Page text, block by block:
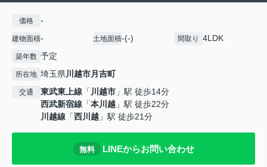
価格 -
建物面積- 土地面積-(-) 間取り 4LDK
築年数 予定
所在地 埼玉県川越市月吉町
交通 東武東上線 「 川越市 」駅 徒歩14分
西武新宿線 「本川越 」駅 徒歩22分
川越線 「西川越 」駅 徒歩21分
無料 LINEからお問い合わせ